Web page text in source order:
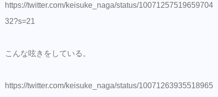
行動を起こすまでのプロセスを勉強したい方
https://twitter.com/keisuke_naga/status/10071257519659704
32?s=21
こんな呟きをしている。
https://twitter.com/keisuke_naga/status/10071263935518965